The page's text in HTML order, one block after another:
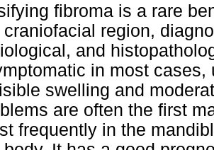
fibroma is a rare
craniofacial region,
and
in most
swelling and
are often the first
frequently in the